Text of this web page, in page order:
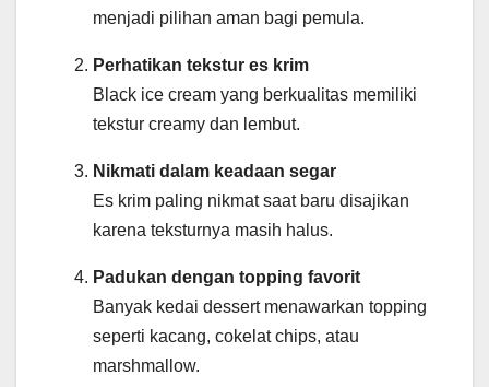
menjadi pilihan aman bagi pemula.
Perhatikan tekstur es krim
Black ice cream yang berkualitas memiliki
tekstur creamy dan lembut.
Nikmati dalam keadaan segar
Es krim paling nikmat saat baru disajikan
karena teksturnya masih halus.
Padukan dengan topping favorit
Banyak kedai dessert menawarkan topping
seperti kacang, cokelat chips, atau
marshmallow.